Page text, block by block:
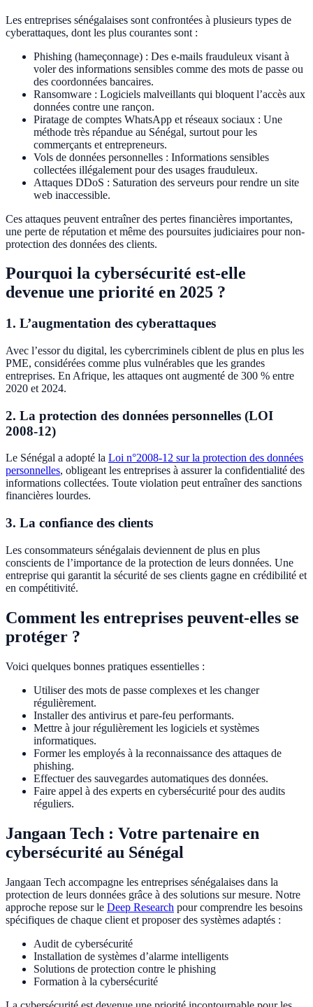
Les entreprises sénégalaises sont confrontées à plusieurs types de
cyberattaques, dont les plus courantes sont :
Phishing (hameçonnage) : Des e-mails frauduleux visant à
voler des informations sensibles comme des mots de passe ou
des coordonnées bancaires.
Ransomware : Logiciels malveillants qui bloquent l’accès aux
données contre une rançon.
Piratage de comptes WhatsApp et réseaux sociaux : Une
méthode très répandue au Sénégal, surtout pour les
commerçants et entrepreneurs.
Vols de données personnelles : Informations sensibles
collectées illégalement pour des usages frauduleux.
Attaques DDoS : Saturation des serveurs pour rendre un site
web inaccessible.
Ces attaques peuvent entraîner des pertes financières importantes,
une perte de réputation et même des poursuites judiciaires pour non-
protection des données des clients.
Pourquoi la cybersécurité est-elle
devenue une priorité en 2025 ?
1. L’augmentation des cyberattaques
Avec l’essor du digital, les cybercriminels ciblent de plus en plus les
PME, considérées comme plus vulnérables que les grandes
entreprises. En Afrique, les attaques ont augmenté de 300 % entre
2020 et 2024.
2. La protection des données personnelles (LOI
2008-12)
Le Sénégal a adopté la Loi n°2008-12 sur la protection des données
personnelles, obligeant les entreprises à assurer la confidentialité des
informations collectées. Toute violation peut entraîner des sanctions
financières lourdes.
3. La confiance des clients
Les consommateurs sénégalais deviennent de plus en plus
conscients de l’importance de la protection de leurs données. Une
entreprise qui garantit la sécurité de ses clients gagne en crédibilité et
en compétitivité.
Comment les entreprises peuvent-elles se
protéger ?
Voici quelques bonnes pratiques essentielles :
Utiliser des mots de passe complexes et les changer
régulièrement.
Installer des antivirus et pare-feu performants.
Mettre à jour régulièrement les logiciels et systèmes
informatiques.
Former les employés à la reconnaissance des attaques de
phishing.
Effectuer des sauvegardes automatiques des données.
Faire appel à des experts en cybersécurité pour des audits
réguliers.
Jangaan Tech : Votre partenaire en
cybersécurité au Sénégal
Jangaan Tech accompagne les entreprises sénégalaises dans la
protection de leurs données grâce à des solutions sur mesure. Notre
approche repose sur le Deep Research pour comprendre les besoins
spécifiques de chaque client et proposer des systèmes adaptés :
Audit de cybersécurité
Installation de systèmes d’alarme intelligents
Solutions de protection contre le phishing
Formation à la cybersécurité